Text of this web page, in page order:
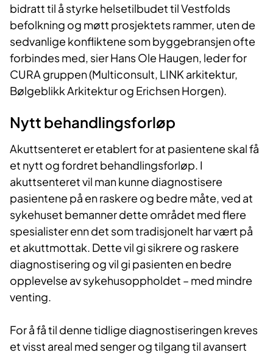
bidratt til å styrke helsetilbudet til Vestfolds
befolkning og møtt prosjektets rammer, uten de
sedvanlige konfliktene som byggebransjen ofte
forbindes med, sier Hans Ole Haugen, leder for
CURA gruppen (Multiconsult, LINK arkitektur,
Bølgeblikk Arkitektur og Erichsen Horgen).
Nytt behandling​sforløp
Akuttsenteret er etablert for at pasientene skal få
et nytt og fordret behandlingsforløp. I
akuttsenteret vil man kunne diagnostisere
pasientene på en raskere og bedre måte, ved at
sykehuset bemanner dette området med flere
spesialister enn det som tradisjonelt har vært på
et akuttmottak. Dette vil gi sikrere og raskere
diagnostisering og vil gi pasienten en bedre
opplevelse av sykehusoppholdet – med mindre
venting.
For å få til denne tidlige diagnostiseringen kreves
et visst areal med senger og tilgang til avansert